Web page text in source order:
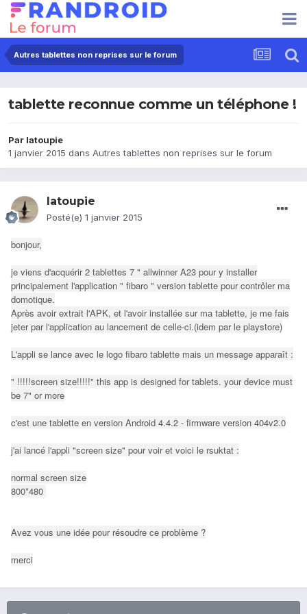
Autres tablettes non reprises sur le forum
tablette reconnue comme un téléphone !
Par latoupie
1 janvier 2015 dans Autres tablettes non reprises sur le forum
latoupie
Posté(e) 1 janvier 2015
bonjour,
je viens d'acquérir 2 tablettes 7 " allwinner A23 pour y installer
principalement l'application " fibaro " version tablette pour contrôler ma
domotique.
Après avoir extrait l'APK, et l'avoir installée sur ma tablette, je me fais
jeter par l'application au lancement de celle-ci.(idem par le playstore)
L'appli se lance avec le logo fibaro tablette mais un message apparaît :
" !!!!!screen size!!!!!" this app is designed for tablets. your device must
be 7" or more
c'est une tablette en version Android 4.4.2 - firmware version 404v2.0
j'ai lancé l'appli "screen size" pour voir et voici le rsuktat :
normal screen size
800*480
Avez vous une idée pour résoudre ce problème ?
merci